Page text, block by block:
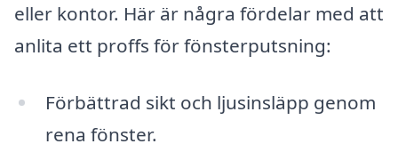
eller kontor. Här är några fördelar med att
anlita ett proffs för fönsterputsning:
Förbättrad sikt och ljusinsläpp genom
rena fönster.